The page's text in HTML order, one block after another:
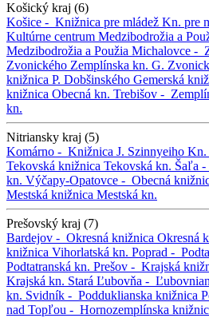
Košický kraj (6)
Košice - Knižnica pre mládež Kn. pre
Kultúrne centrum Medzibodrožia a
Medzibodrožia a Použia Michalovce -
Zvonického Zemplínska kn. G.
knižnica P. Dobšinského Gemerská
knižnica Obecná kn. Trebišov -
kn.
Nitriansky kraj (5)
Komárno - Knižnica J. Szinnyeiho Kn.
Tekovská knižnica Tekovská kn. Šaľa -
kn. Výčapy-Opatovce - Obecná
Mestská knižnica Mestská kn.
Prešovský kraj (7)
Bardejov - Okresná knižnica Okresná
knižnica Vihorlatská kn. Poprad -
Podtatranská kn. Prešov - Krajská
Krajská kn. Stará Ľubovňa -
kn. Svidník - Podduklianska knižnica
nad Topľou - Hornozemplínska